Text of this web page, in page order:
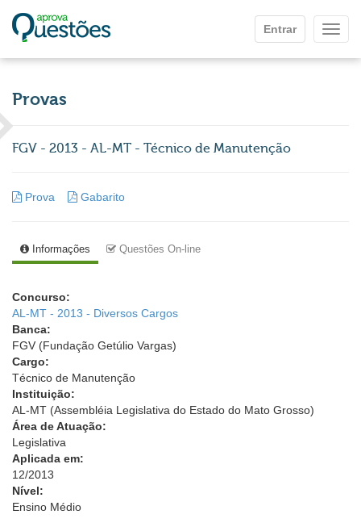
Entrar
Provas
FGV - 2013 - AL-MT - Técnico de Manutenção
Prova Gabarito
Informações Questões On-line
Concurso:
AL-MT - 2013 - Diversos Cargos
Banca:
FGV (Fundação Getúlio Vargas)
Cargo:
Técnico de Manutenção
Instituição:
AL-MT (Assembléia Legislativa do Estado do Mato Grosso)
Área de Atuação:
Legislativa
Aplicada em:
12/2013
Nível:
Ensino Médio